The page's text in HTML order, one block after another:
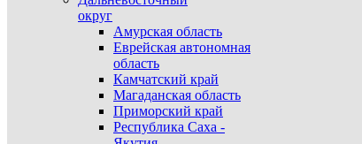
округ
Амурская область
Еврейская автономная
область
Камчатский край
Магаданская область
Приморский край
Республика Саха -